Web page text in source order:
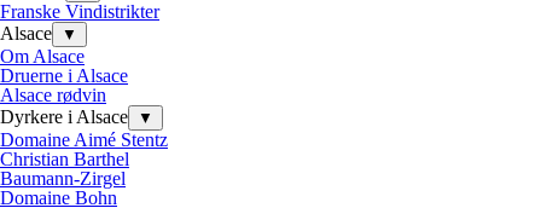
Franske Vindistrikter
Alsace
▼
Om Alsace
Druerne i Alsace
Alsace rødvin
Dyrkere i Alsace
▼
Domaine Aimé Stentz
Christian Barthel
Baumann-Zirgel
Domaine Bohn